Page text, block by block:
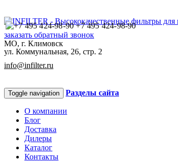
+7 495 424-98-90
заказать обратный звонок
МО, г. Климовск
ул. Коммунальная, 26, стр. 2
info@infilter.ru
Toggle navigation Разделы сайта
О компании
Блог
Доставка
Дилеры
Каталог
Контакты